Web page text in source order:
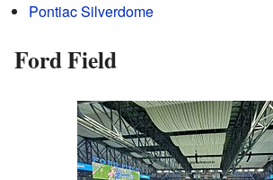
Pontiac Silverdome
Ford Field